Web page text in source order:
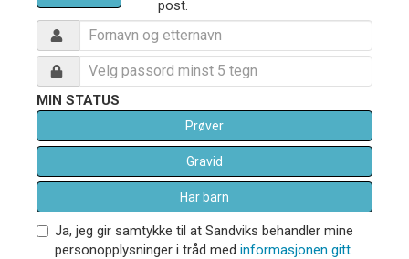
post.
MIN STATUS
Prøver
Gravid
Har barn
Ja, jeg gir samtykke til at Sandviks behandler mine
personopplysninger i tråd med informasjonen gitt